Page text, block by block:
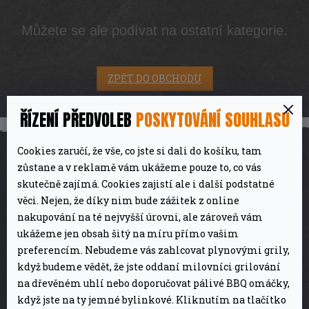
ŘÍZENÍ PŘEDVOLEB POSKYTOVÁNÍ SOUHLASU
Cookies zaručí, že vše, co jste si dali do košíku, tam
zůstane a v reklamě vám ukážeme pouze to, co vás
skutečně zajímá. Cookies zajistí ale i další podstatné
věci. Nejen, že díky nim bude zážitek z online
nakupování na té nejvyšší úrovni, ale zároveň vám
ukážeme jen obsah šitý na míru přímo vašim
preferencím. Nebudeme vás zahlcovat plynovými grily,
když budeme vědět, že jste oddaní milovníci grilování
na dřevěném uhlí nebo doporučovat pálivé BBQ omáčky,
když jste na ty jemné bylinkové. Kliknutím na tlačítko
Můžete se ale podívat na ostatní kategorie.
ZPĚT DO OBCHODU
Z
á
Magazínová část
Tipy & Triky
Recenze
Recepty
O nás